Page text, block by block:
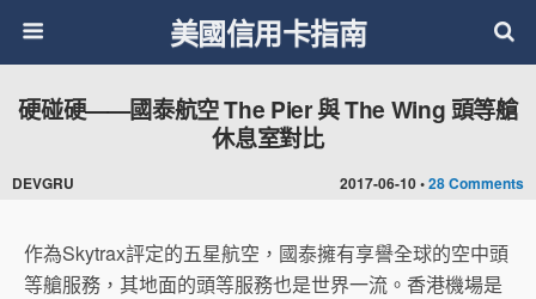
美國信用卡指南
2017-06-10 •28 Comments
硬碰硬——國泰航空 The Pier 與 The Wing 頭等艙
休息室對比
DEVGRU
作為Skytrax評定的五星航空，國泰擁有享譽全球的空中頭
等艙服務，其地面的頭等服務也是世界一流。香港機場是